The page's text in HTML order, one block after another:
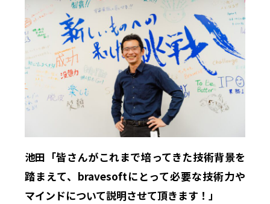
池田「皆さんがこれまで培ってきた技術背景を
踏まえて、bravesoftにとって必要な技術力や
マインドについて説明させて頂きます！」